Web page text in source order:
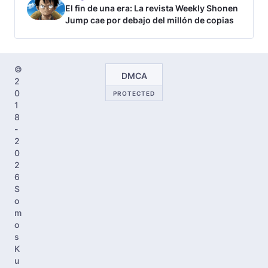
El fin de una era: La revista Weekly Shonen
Jump cae por debajo del millón de copias
©
2
0
1
8
-
2
0
2
6
S
o
m
o
s
K
u
DMCA
PROTECTED